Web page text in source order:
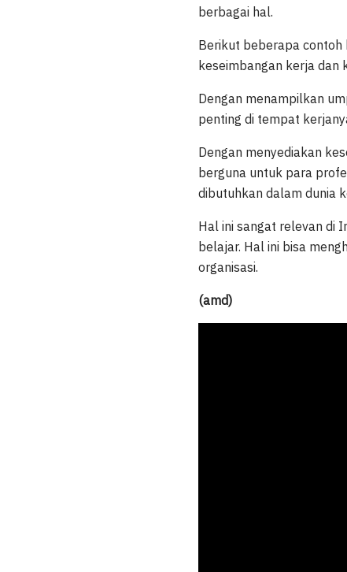
berbagai hal.
Berikut beberapa contoh
keseimbangan kerja dan
Dengan menampilkan
penting di tempat
Dengan menyediakan
berguna untuk para
dibutuhkan dalam dunia
Hal ini sangat relevan di
belajar. Hal ini bisa
organisasi.
(amd)